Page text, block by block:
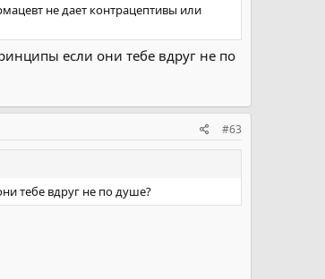
не дает контрацептивы или
если они тебе вдруг не по
#63
тебе вдруг не по душе?